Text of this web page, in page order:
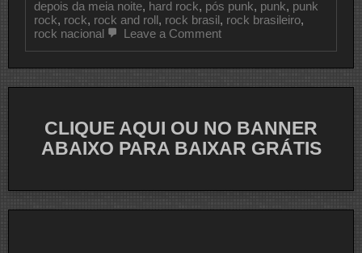
depois da meia noite, hard rock, pós punk, punk, punk
rock, rock, rock and roll, rock brasil, rock brasileiro,
rock nacional
Leave a Commenton
CAPITAL
CLIQUE AQUI OU NO BANNER
ABAIXO PARA BAIXAR GRÁTIS